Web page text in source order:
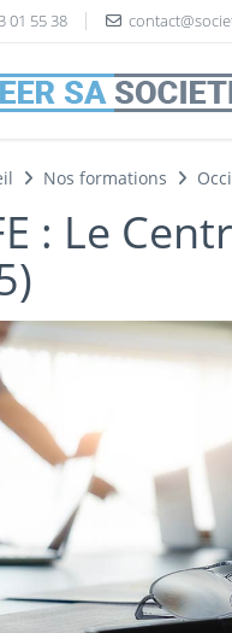
01 55 38
Nos formations
: Le